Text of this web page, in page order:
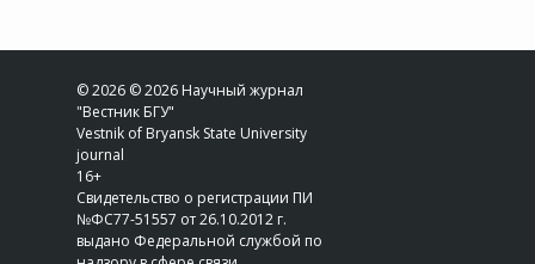
© 2026 © 2026 Научный журнал
"Вестник БГУ"
Vestnik of Bryansk State University
journal
16+
Свидетельство о регистрации ПИ
№ФС77-51557 от 26.10.2012 г.
выдано Федеральной службой по